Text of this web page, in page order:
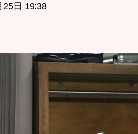
25日 19:38